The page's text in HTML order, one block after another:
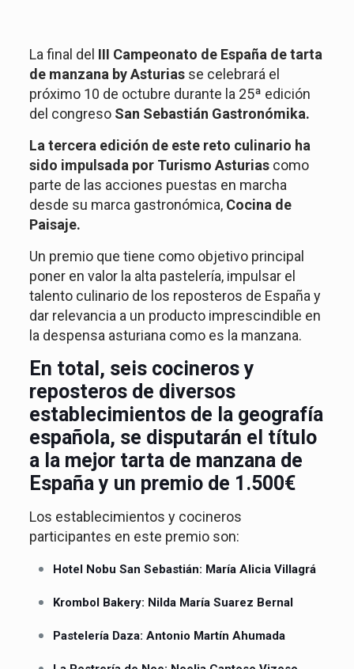
La final del III Campeonato de España de tarta
de manzana by Asturiasse celebrará el
próximo 10 de octubre durante la 25ª edición
del congresoSan Sebastián Gastronómika.
La tercera edición de este reto culinario ha
sido impulsada por Turismo Asturiascomo
parte de las acciones puestas en marcha
desde su marca gastronómica, Cocina de
Paisaje.
Un premio que tiene como objetivo principal
poner en valor la alta pastelería, impulsar el
talento culinario de los reposteros de España y
dar relevancia a un producto imprescindible en
la despensa asturiana como es la manzana.
En total, seis cocineros y
reposteros de diversos
establecimientos de la geografía
española, se disputarán el título
a la mejor tarta de manzana de
España y un premio de 1.500€
Los establecimientos y cocineros
participantes en este premio son:
Hotel Nobu San Sebastián: María Alicia Villagrá
Krombol Bakery: Nilda María Suarez Bernal
Pastelería Daza: Antonio Martín Ahumada